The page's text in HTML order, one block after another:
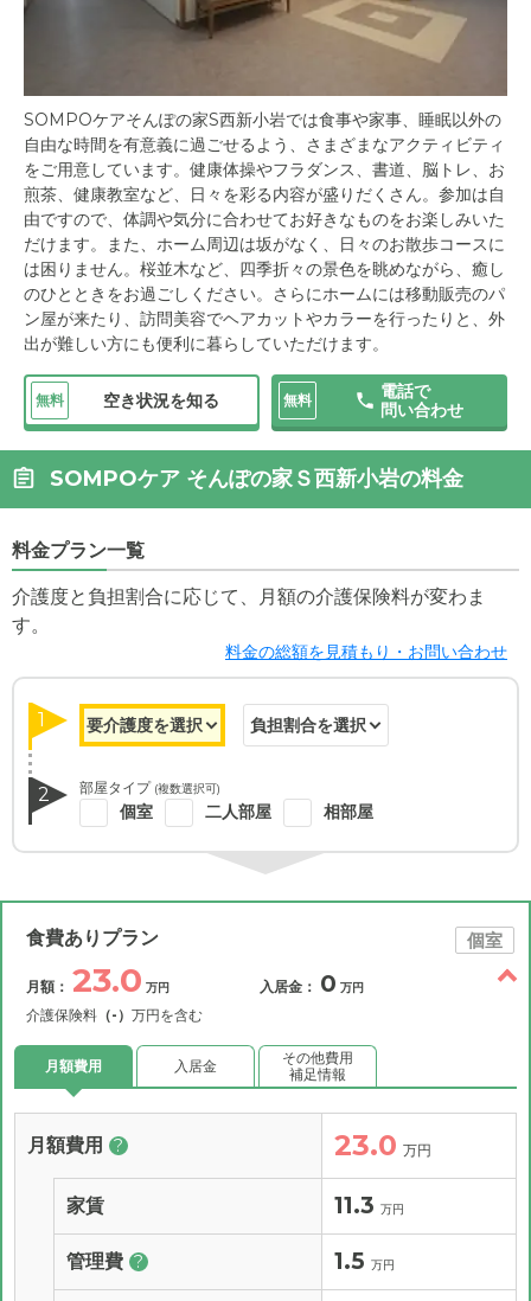
SOMPOケアそんぽの家S西新小岩では食事や家事、睡眠以外の
自由な時間を有意義に過ごせるよう、さまざまなアクティビティ
をご用意しています。健康体操やフラダンス、書道、脳トレ、お
煎茶、健康教室など、日々を彩る内容が盛りだくさん。参加は自
由ですので、体調や気分に合わせてお好きなものをお楽しみいた
だけます。また、ホーム周辺は坂がなく、日々のお散歩コースに
は困りません。桜並木など、四季折々の景色を眺めながら、癒し
のひとときをお過ごしください。さらにホームには移動販売のパ
ン屋が来たり、訪問美容でヘアカットやカラーを行ったりと、外
出が難しい方にも便利に暮らしていただけます。
無料 空き状況を知る 無料
電話で
問い合わせ
SOMPOケア そんぽの家Ｓ西新小岩の料金
料金プラン一覧
介護度と負担割合に応じて、月額の介護保険料が変わま
す。
料金の総額を見積もり・お問い合わせ
1
2 部屋タイプ (複数選択可)
個室 二人部屋 相部屋
食費ありプラン 個室
月額： 23.0 万円
介護保険料 （-） 万円を含む
入居金： 0 万円
月額費用 入居金
その他費用
補足情報
月額費用 ? 23.0 万円
家賃 11.3 万円
管理費 ? 1.5 万円